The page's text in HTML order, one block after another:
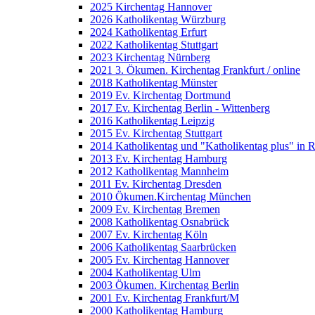
2025 Kirchentag Hannover
2026 Katholikentag Würzburg
2024 Katholikentag Erfurt
2022 Katholikentag Stuttgart
2023 Kirchentag Nürnberg
2021 3. Ökumen. Kirchentag Frankfurt / online
2018 Katholikentag Münster
2019 Ev. Kirchentag Dortmund
2017 Ev. Kirchentag Berlin - Wittenberg
2016 Katholikentag Leipzig
2015 Ev. Kirchentag Stuttgart
2014 Katholikentag und "Katholikentag plus" in
2013 Ev. Kirchentag Hamburg
2012 Katholikentag Mannheim
2011 Ev. Kirchentag Dresden
2010 Ökumen.Kirchentag München
2009 Ev. Kirchentag Bremen
2008 Katholikentag Osnabrück
2007 Ev. Kirchentag Köln
2006 Katholikentag Saarbrücken
2005 Ev. Kirchentag Hannover
2004 Katholikentag Ulm
2003 Ökumen. Kirchentag Berlin
2001 Ev. Kirchentag Frankfurt/M
2000 Katholikentag Hamburg